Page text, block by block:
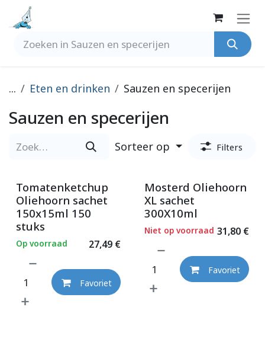
Overslaan naar inhoud
... Eten en drinken Sauzen en specerijen
Sauzen en specerijen
Sorteer op Filters
Tomatenketchup
Oliehoorn sachet
150x15ml 150
stuks
27,49€
Op voorraad
Favoriet
Mosterd Oliehoorn
XL sachet
300X10ml
31,80€
Niet op voorraad
Favoriet